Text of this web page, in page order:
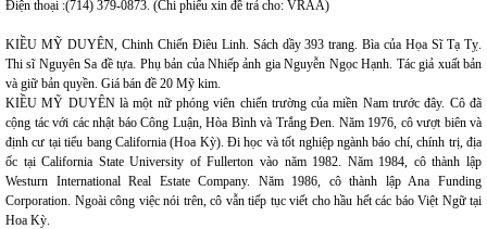
Điện thoại :(714) 379-0873. (Chi phiếu xin đề trả cho: VRAA)
KIỀU MỸ DUYÊN, Chinh Chiến Điêu Linh. Sách dầy 393 trang. Bìa của Họa Sĩ Tạ Tỵ.
Thi sĩ Nguyên Sa đề tựa. Phụ bản của Nhiếp ảnh gia Nguyễn Ngọc Hạnh. Tác giả xuất bản
và giữ bản quyền. Giá bán đề 20 Mỹ kim.
KIỀU MỸ DUYÊN là một nữ phóng viên chiến trường của miền Nam trước đây. Cô đã
cộng tác với các nhật báo Công Luận, Hòa Bình và Trắng Đen. Năm 1976, cô vượt biên và
định cư tại tiểu bang California (Hoa Kỳ). Đi học và tốt nghiệp ngành báo chí, chính trị, địa
ốc tại California State University of Fullerton vào năm 1982. Năm 1984, cô thành lập
Westurn International Real Estate Company. Năm 1986, cô thành lập Ana Funding
Corporation. Ngoài công việc nói trên, cô vẫn tiếp tục viết cho hầu hết các báo Việt Ngữ tại
Hoa Kỳ.